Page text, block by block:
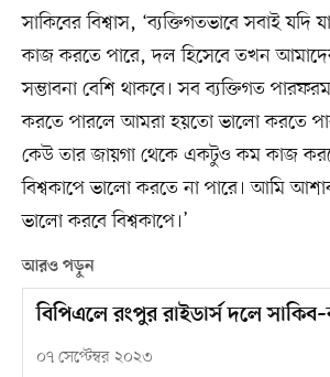
সাকিবের বিশ্বাস, ‘ব্যক্তিগতভাবে সবাই যদি
কাজ করতে পারে, দল হিসেবে তখন
সম্ভাবনা বেশি থাকবে। সব ব্যক্তিগত
করতে পারলে আমরা হয়তো ভালো করতে
কেউ তার জায়গা থেকে একটুও কম কাজ
বিশ্বকাপে ভালো করতে না পারে। আমি
ভালো করবে বিশ্বকাপে।’
আরও পড়ুন
বিপিএলে রংপুর রাইডার্স দলে
০৭ সেপ্টেম্বর ২০২৩